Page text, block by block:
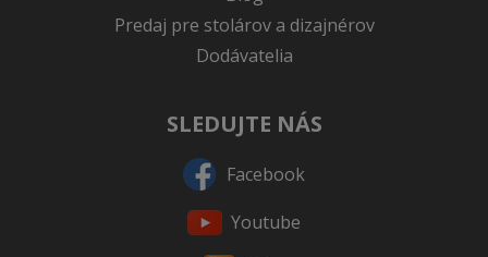
Predaj pre stolárov a dizajnérov
Dodávatelia
SLEDUJTE NÁS
Facebook
Youtube